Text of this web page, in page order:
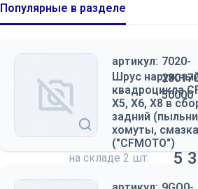
Популярные в разделе
артикул: 7020-
50000
Шрус
квадроцикла
X5, X6, X8 в
задний
хомуты,
("CFMOTO")
на складе 2 шт. 5